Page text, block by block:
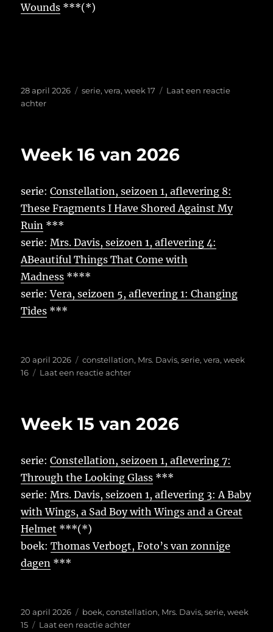
Wounds ***(*)
Geplaatst
op
28 april 2026 Tags
serie,vera,week 17
Laat een reactie
achterop
2026
Week 16 van 2026
serie:Constellation, seizoen 1, aflevering 8:
These Fragments I Have Shored Against My
Ruin ***
serie:Mrs. Davis, seizoen 1, aflevering 4:
ABeautiful Things That Come with
Madness ****
serie:Vera, seizoen 5, aflevering 1: Changing
Tides ***
Geplaatst
op
20 april 2026 Tags
constellation, Mrs. Davis,serie,vera,week
16
Laat een reactie achterop
2026
Week 15 van 2026
serie:Constellation, seizoen 1, aflevering 7:
Through the Looking Glass ***
serie:Mrs. Davis, seizoen 1, aflevering 3: A Baby
with Wings, a Sad Boy with Wings and a Great
Helmet ***(*)
boek:Thomas Verbogt, Foto’s van zonnige
dagen ***
Geplaatst
op
20 april 2026 Tags
boek,constellation, Mrs. Davis,serie,week
15
Laat een reactie achterop